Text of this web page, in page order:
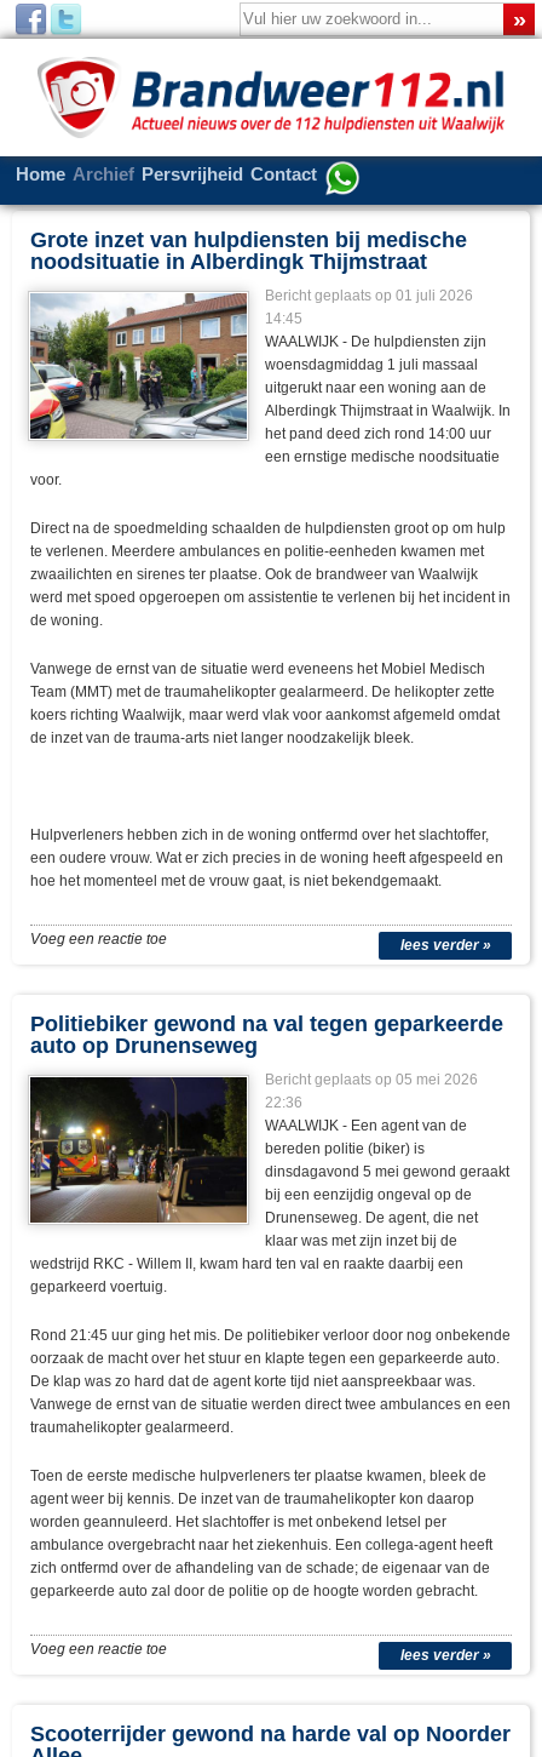
Home Archief Persvrijheid Contact
Grote inzet van hulpdiensten bij medische
noodsituatie in Alberdingk Thijmstraat
Bericht geplaats op 01 juli 2026
14:45
WAALWIJK - De hulpdiensten zijn
woensdagmiddag 1 juli massaal
uitgerukt naar een woning aan de
Alberdingk Thijmstraat in Waalwijk. In
het pand deed zich rond 14:00 uur
een ernstige medische noodsituatie
voor.
Direct na de spoedmelding schaalden de hulpdiensten groot op om hulp
te verlenen. Meerdere ambulances en politie-eenheden kwamen met
zwaailichten en sirenes ter plaatse. Ook de brandweer van Waalwijk
werd met spoed opgeroepen om assistentie te verlenen bij het incident in
de woning.
Vanwege de ernst van de situatie werd eveneens het Mobiel Medisch
Team (MMT) met de traumahelikopter gealarmeerd. De helikopter zette
koers richting Waalwijk, maar werd vlak voor aankomst afgemeld omdat
de inzet van de trauma-arts niet langer noodzakelijk bleek.
Hulpverleners hebben zich in de woning ontfermd over het slachtoffer,
een oudere vrouw. Wat er zich precies in de woning heeft afgespeeld en
hoe het momenteel met de vrouw gaat, is niet bekendgemaakt.
lees verder »
Voeg een reactie toe
Politiebiker gewond na val tegen geparkeerde
auto op Drunenseweg
Bericht geplaats op 05 mei 2026
22:36
WAALWIJK - Een agent van de
bereden politie (biker) is
dinsdagavond 5 mei gewond geraakt
bij een eenzijdig ongeval op de
Drunenseweg. De agent, die net
klaar was met zijn inzet bij de
wedstrijd RKC - Willem II, kwam hard ten val en raakte daarbij een
geparkeerd voertuig.
Rond 21:45 uur ging het mis. De politiebiker verloor door nog onbekende
oorzaak de macht over het stuur en klapte tegen een geparkeerde auto.
De klap was zo hard dat de agent korte tijd niet aanspreekbaar was.
Vanwege de ernst van de situatie werden direct twee ambulances en een
traumahelikopter gealarmeerd.
Toen de eerste medische hulpverleners ter plaatse kwamen, bleek de
agent weer bij kennis. De inzet van de traumahelikopter kon daarop
worden geannuleerd. Het slachtoffer is met onbekend letsel per
ambulance overgebracht naar het ziekenhuis. Een collega-agent heeft
zich ontfermd over de afhandeling van de schade; de eigenaar van de
geparkeerde auto zal door de politie op de hoogte worden gebracht.
lees verder »
Voeg een reactie toe
Scooterrijder gewond na harde val op Noorder